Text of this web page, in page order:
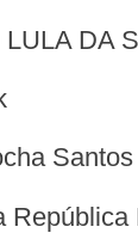
LULA DA